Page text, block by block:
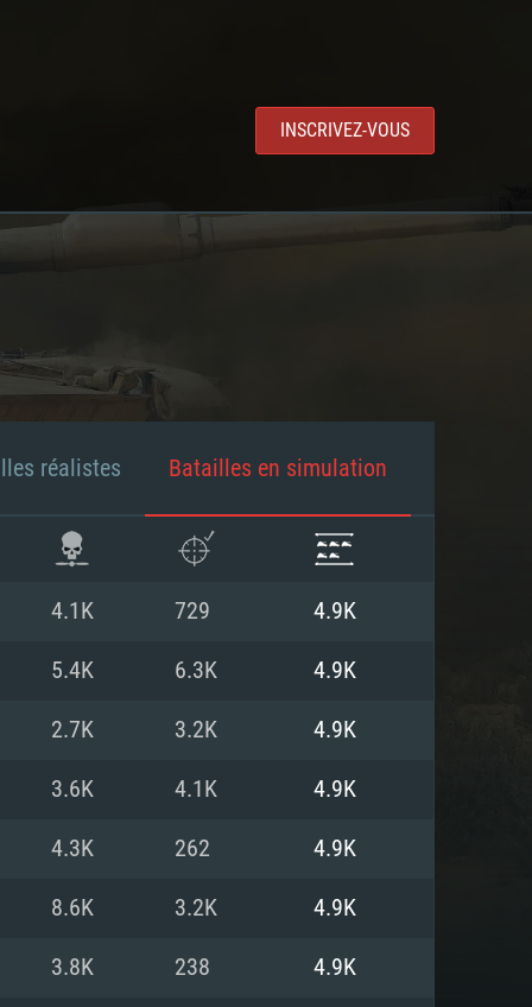
INSCRIVEZ-VOUS
réalistes Batailles en simulation
4.1K 729 4.9K
5.4K 6.3K 4.9K
2.7K 3.2K 4.9K
3.6K 4.1K 4.9K
4.3K 262 4.9K
8.6K 3.2K 4.9K
3.8K 238 4.9K